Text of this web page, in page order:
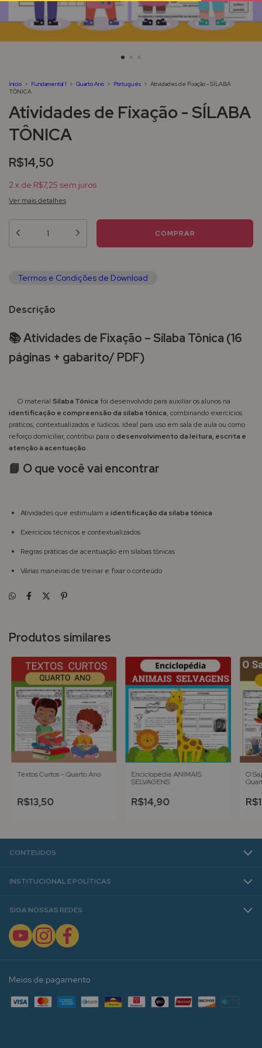
Início > Fundamental 1 > Quarto Ano > Português > Atividades de Fixação - SÍLABA
TÔNICA
Atividades de Fixação - SÍLABA
TÔNICA
R$14,50
2 x de R$7,25 sem juros
Ver mais detalhes
Termos e Condições de Download
Descrição
📚Atividades de Fixação – Sílaba Tônica (16
páginas + gabarito/ PDF)
O material Sílaba Tônica foi desenvolvido para auxiliar os alunos na
identificação e compreensão da sílaba tônica, combinando exercícios
práticos, contextualizados e lúdicos. Ideal para uso em sala de aula ou como
reforço domiciliar, contribui para o desenvolvimento da leitura, escrita e
atenção à acentuação.
📘 O que você vai encontrar
Atividades que estimulam a identificação da sílaba tônica
Exercícios técnicos e contextualizados
Regras práticas de acentuação em sílabas tônicas
Várias maneiras de treinar e fixar o conteúdo
Produtos similares
Textos Curtos - Quarto Ano
R$13,50
Enciclopédia ANIMAIS
SELVAGENS
R$14,90
O
CONTEÚDOS
INSTITUCIONAL E POLÍTICAS
SIGA NOSSAS REDES
Meios de pagamento